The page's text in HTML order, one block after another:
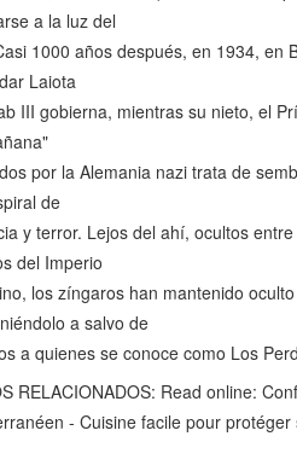
a la luz del
1000 años después, en 1934, en
Laiota
III gobierna, mientras su nieto, el
por la Alemania nazi trata de
de
y terror. Lejos del ahí, ocultos
del Imperio
los zíngaros han mantenido
a salvo de
a quienes se conoce como Los
RELACIONADOS: Read online:
- Cuisine facile pour